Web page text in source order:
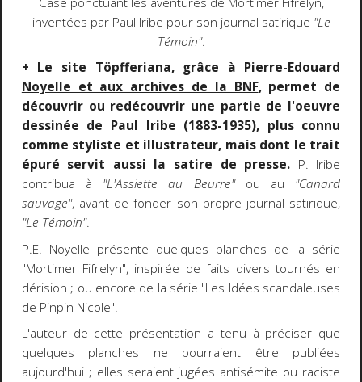
inventées par Paul Iribe pour son journal satirique "Le
Témoin".
+ Le site Töpfferiana, grâce à Pierre-Edouard
Noyelle et aux archives de la BNF, permet de
découvrir ou redécouvrir une partie de l'oeuvre
dessinée de Paul Iribe (1883-1935), plus connu
comme styliste et illustrateur, mais dont le trait
épuré servit aussi la satire de presse. P. Iribe
contribua à "L'Assiette au Beurre"ou au "Canard
sauvage", avant de fonder son propre journal satirique,
"Le Témoin".
P.E. Noyelle présente quelques planches de la série
"Mortimer Fifrelyn", inspirée de faits divers tournés en
dérision ; ou encore de la série "Les Idées scandaleuses
de Pinpin Nicole".
L'auteur de cette présentation a tenu à préciser que
quelques planches ne pourraient être publiées
aujourd'hui ; elles seraient jugées antisémite ou raciste